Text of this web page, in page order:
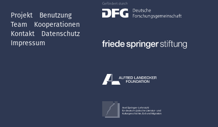
Projekt
Benutzung
Team
Kooperationen
Kontakt
Datenschutz
Impressum
Axel Springer-Lehrstuhl
für deutsch-jüdische Literatur- und
Kulturgeschichte, Exil und Migration